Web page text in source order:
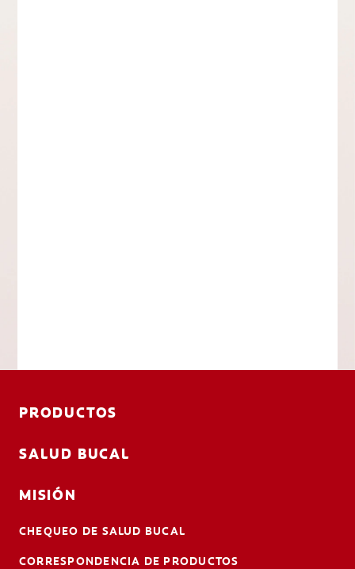
PRODUCTOS
SALUD BUCAL
MISIÓN
CHEQUEO DE SALUD BUCAL
CORRESPONDENCIA DE PRODUCTOS